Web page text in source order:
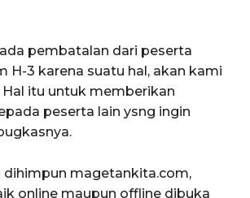
pembatalan dari peserta
H-3 karena suatu hal, akan kami
itu untuk memberikan
peserta lain ysng ingin
dihimpun magetankita.com,
online maupun offline dibuka